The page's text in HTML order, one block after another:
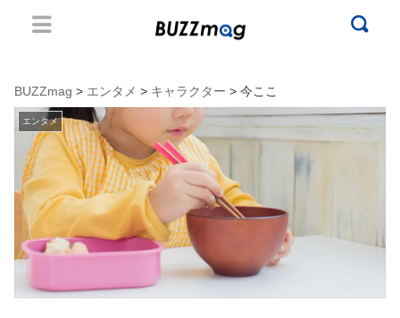
BUZZmag > エンタメ > キャラクター > 今ここ
エンタメ